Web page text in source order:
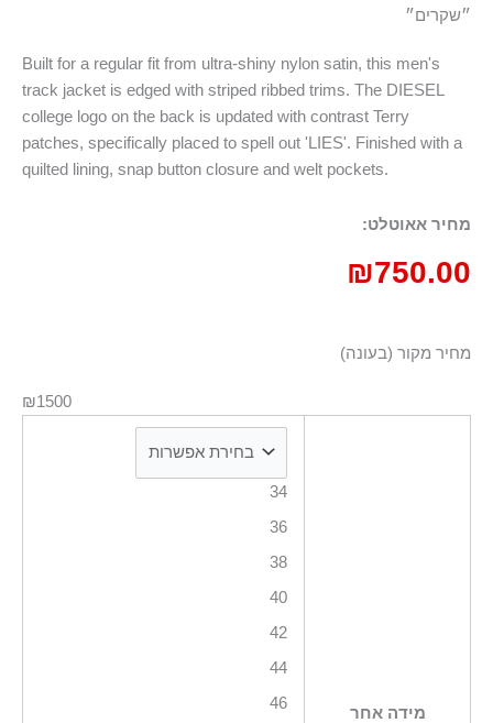
״שקרים״
Built for a regular fit from ultra-shiny nylon satin, this men's
track jacket is edged with striped ribbed trims. The DIESEL
college logo on the back is updated with contrast Terry
patches, specifically placed to spell out 'LIES'. Finished with a
quilted lining, snap button closure and welt pockets.
מחיר אאוטלט:
₪750.00
מחיר מקור (בעונה)
₪1500
מידה אחר
34
36
38
40
42
44
46